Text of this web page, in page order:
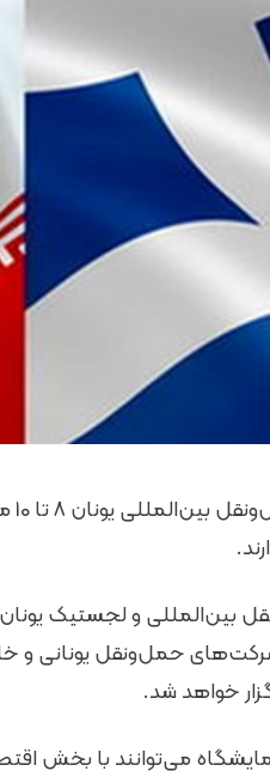
شرکت‌های حمل‌ونقل
خواهد شد.
می‌توانند با بخش